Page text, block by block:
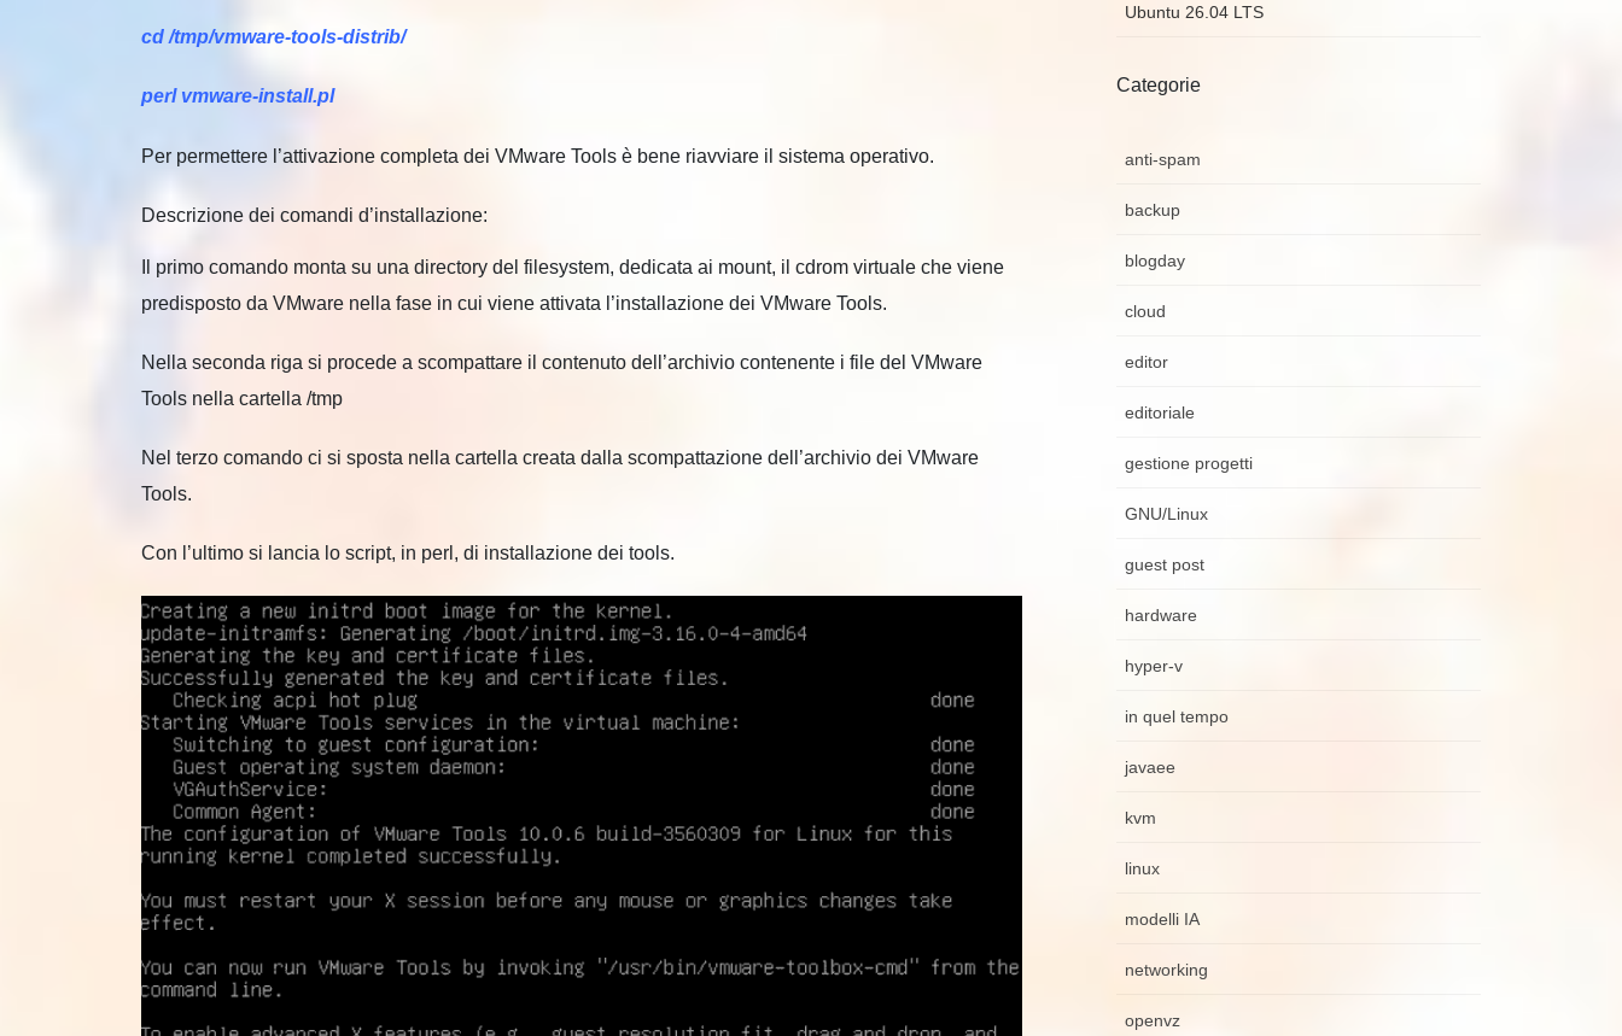
cd /tmp/vmware-tools-distrib/
perl vmware-install.pl
Per permettere l’attivazione completa dei VMware Tools è bene riavviare il sistema operativo.
Descrizione dei comandi d’installazione:
Il primo comando monta su una directory del filesystem, dedicata ai mount, il cdrom virtuale che viene
predisposto da VMware nella fase in cui viene attivata l’installazione dei VMware Tools.
Nella seconda riga si procede a scompattare il contenuto dell’archivio contenente i file del VMware
Tools nella cartella /tmp
Nel terzo comando ci si sposta nella cartella creata dalla scompattazione dell’archivio dei VMware
Tools.
Con l’ultimo si lancia lo script, in perl, di installazione dei tools.
Ubuntu 26.04 LTS
Categorie
anti-spam
backup
blogday
cloud
editor
editoriale
gestione progetti
GNU/Linux
guest post
hardware
hyper-v
in quel tempo
javaee
kvm
linux
modelli IA
networking
openvz